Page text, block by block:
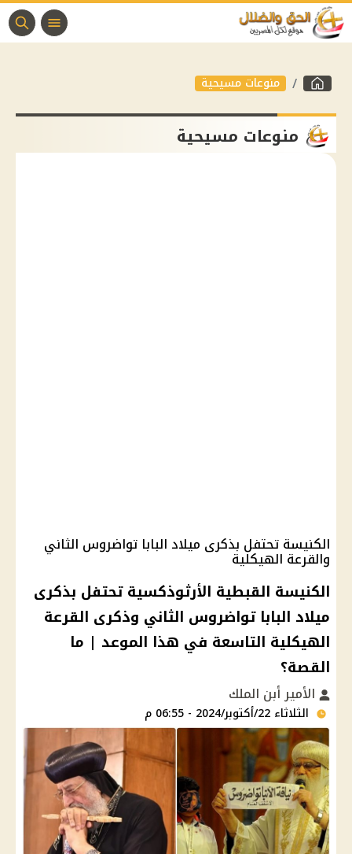
منوعات مسيحية
منوعات مسيحية
الكنيسة تحتفل بذكرى ميلاد البابا تواضروس الثاني
والقرعة الهيكلية
الكنيسة القبطية الأرثوذكسية تحتفل بذكرى
ميلاد البابا تواضروس الثاني وذكرى القرعة
الهيكلية التاسعة في هذا الموعد | ما
القصة؟
الأمير أبن الملك
الثلاثاء 22/أكتوبر/2024 - 06:55 م